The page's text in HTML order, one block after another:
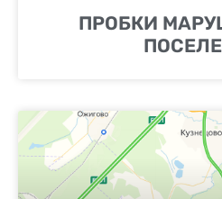
ПРОБКИ